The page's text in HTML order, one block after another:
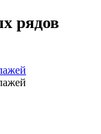
рядов